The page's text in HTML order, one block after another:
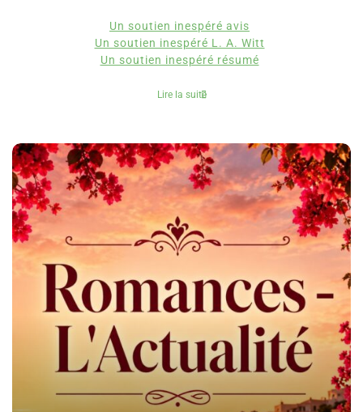
Un soutien inespéré avis
Un soutien inespéré L. A. Witt
Un soutien inespéré résumé
Lire la suite